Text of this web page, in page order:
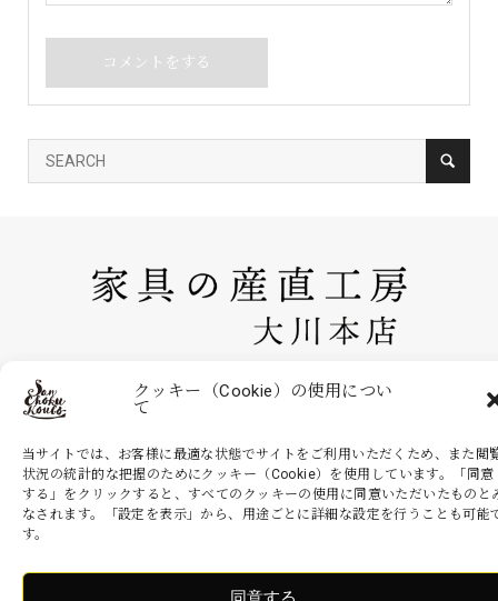
クッキー（Cookie）の使用につい
て
当サイトでは、お客様に最適な状態でサイトをご利用いただくため、また閲
状況の統計的な把握のためにクッキー（Cookie）を使用しています。「同意
する」をクリックすると、すべてのクッキーの使用に同意いただいたものと
なされます。「設定を表示」から、用途ごとに詳細な設定を行うことも可能
す。
同意する
家具の産直工房 大川本店は、株式会社産商が運営する公式のネットシ
ョッピングサイトです。家具・インテリアなどの商品を現地より無駄を
Copyright ©家具の産直工房 大川本店. All Rights Reserved.